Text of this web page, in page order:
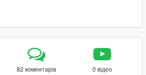
82 коментарів 0 відео